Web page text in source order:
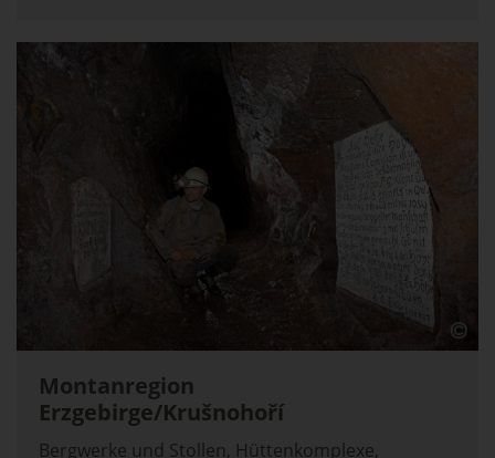
Montanregion
Erzgebirge/Krušnohoří
Bergwerke und Stollen, Hüttenkomplexe,